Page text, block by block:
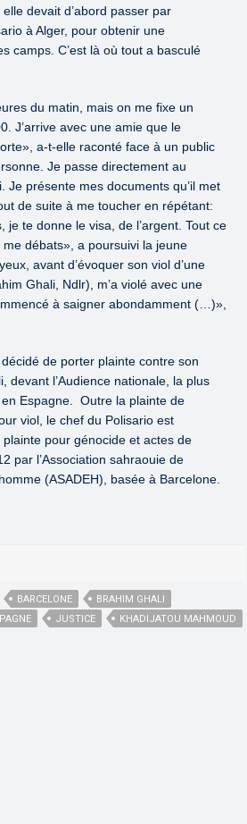
elle devait d’abord passer par
à Alger, pour obtenir une
camps. C’est là où tout a basculé
du matin, mais on me fixe un
J’arrive avec une amie que le
a-t-elle raconté face à un public
Je passe directement au
Je présente mes documents qu’il met
de suite à me toucher en répétant:
je te donne le visa, de l’argent. Tout ce
me débats», a poursuivi la jeune
avant d’évoquer son viol d’une
Ghali, Ndlr), m’a violé avec une
à saigner abondamment (…)»,
de porter plainte contre son
devant l’Audience nationale, la plus
Espagne. Outre la plainte de
viol, le chef du Polisario est
pour génocide et actes de
par l’Association sahraouie de
(ASADEH), basée à Barcelone.
BARCELONE
BRAHIM GHALI
JUSTICE
KHADIJATOU MAHMOUD